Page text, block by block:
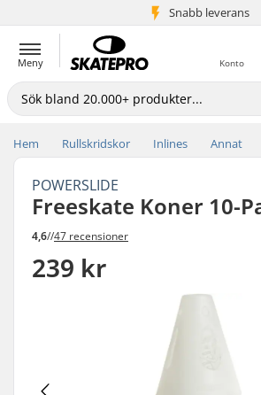
Snabb leverans
5+ milj. kunder
Meny Konto
Hem Rullskridskor Inlines Annat
POWERSLIDE
Freeskate Koner 10-
4,6//47 recensioner
239 kr